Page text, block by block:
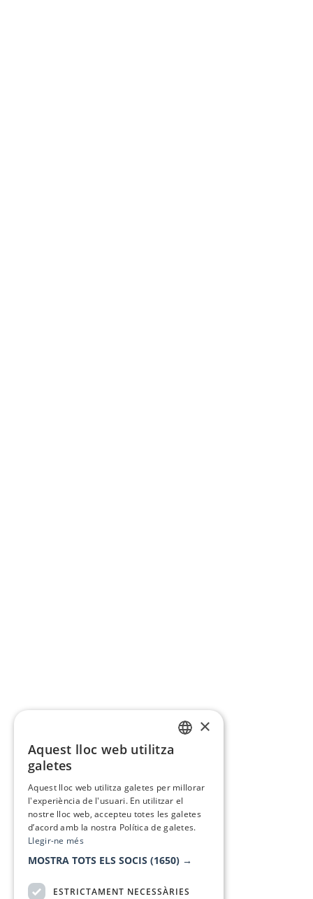
×
Aquest lloc web utilitza
galetes
Aquest lloc web utilitza galetes per millorar
l'experiència de l'usuari. En utilitzar el
nostre lloc web, accepteu totes les galetes
d’acord amb la nostra Política de galetes.
Llegir-ne més
MOSTRA TOTS ELS SOCIS (1650) →
ESTRICTAMENT NECESSÀRIES